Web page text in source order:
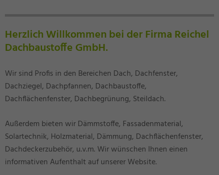
Herzlich Willkommen bei der Firma Reichel
Dachbaustoffe GmbH.
Wir sind Profis in den Bereichen Dach, Dachfenster,
Dachziegel, Dachpfannen, Dachbaustoffe,
Dachflächenfenster, Dachbegrünung, Steildach.
Außerdem bieten wir Dämmstoffe, Fassadenmaterial,
Solartechnik, Holzmaterial, Dämmung, Dachflächenfenster,
Dachdeckerzubehör, u.v.m. Wir wünschen Ihnen einen
informativen Aufenthalt auf unserer Website.